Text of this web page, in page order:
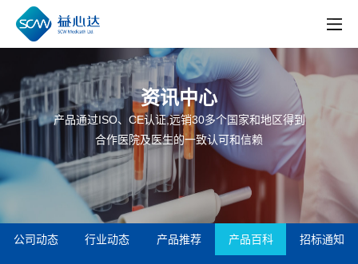
资讯中心
产品通过ISO、CE认证,远销30多个国家和地区得到
合作医院及医生的一致认可和信赖
公司动态 行业动态 产品推荐 产品百科 招标通知